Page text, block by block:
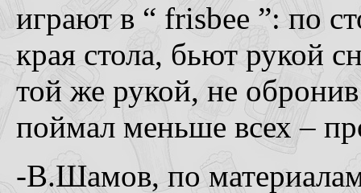
играют в “ frisbee ”: по
края стола, бьют рукой
той же рукой, не
поймал меньше всех –
-В.Шамов, по